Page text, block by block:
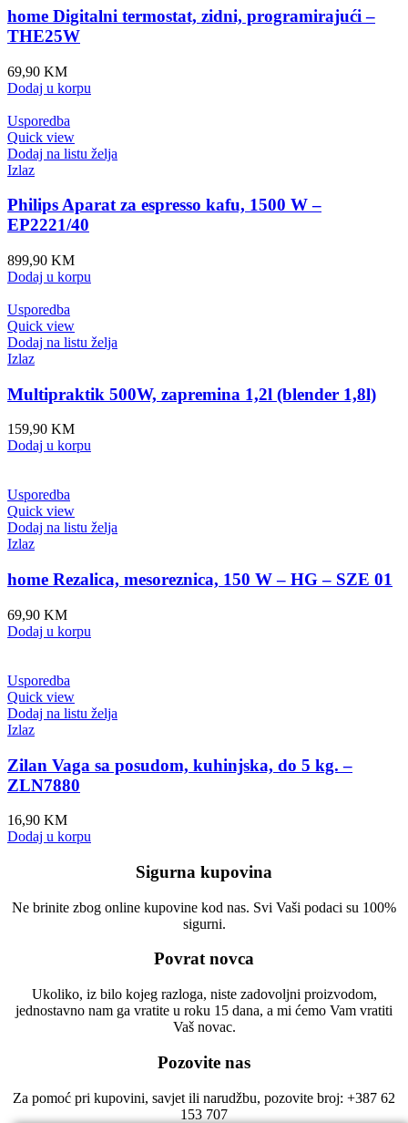
home Digitalni termostat, zidni, programirajući –
THE25W
69,90 KM
Dodaj u korpu
Usporedba
Quick view
Dodaj na listu želja
Izlaz
Philips Aparat za espresso kafu, 1500 W –
EP2221/40
899,90 KM
Dodaj u korpu
Usporedba
Quick view
Dodaj na listu želja
Izlaz
Multipraktik 500W, zapremina 1,2l (blender 1,8l)
159,90 KM
Dodaj u korpu
Usporedba
Quick view
Dodaj na listu želja
Izlaz
home Rezalica, mesoreznica, 150 W – HG – SZE 01
69,90 KM
Dodaj u korpu
Usporedba
Quick view
Dodaj na listu želja
Izlaz
Zilan Vaga sa posudom, kuhinjska, do 5 kg. –
ZLN7880
16,90 KM
Dodaj u korpu
Sigurna kupovina
Ne brinite zbog online kupovine kod nas. Svi Vaši podaci su 100%
sigurni.
Povrat novca
Ukoliko, iz bilo kojeg razloga, niste zadovoljni proizvodom,
jednostavno nam ga vratite u roku 15 dana, a mi ćemo Vam vratiti
Vaš novac.
Pozovite nas
Za pomoć pri kupovini, savjet ili narudžbu, pozovite broj: +387 62
153 707